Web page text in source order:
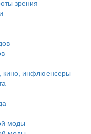
зрения
кино, инфлюенсеры
моды